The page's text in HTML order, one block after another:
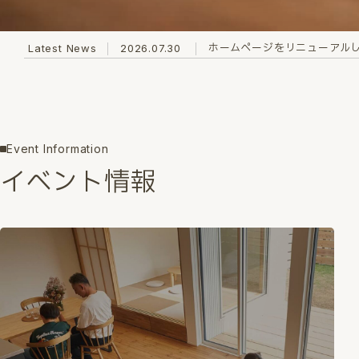
Latest News 2026.07.30 ホームページをリニューアル
Event Information
イベント情報